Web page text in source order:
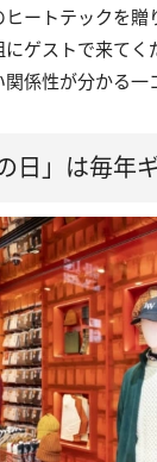
ートテックを贈
ゲストで来てく
係性が分かる一
日」は毎年